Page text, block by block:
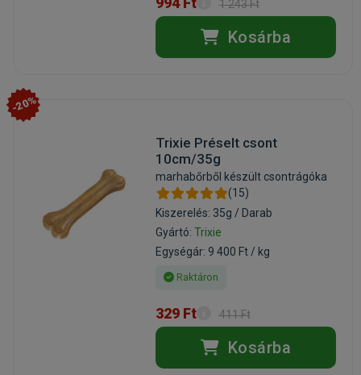
1 243 Ft
Kosárba
-20%
Trixie Préselt csont
10cm/35g
marhabőrből készült csontrágóka
(15)
Kiszerelés: 35g / Darab
Gyártó: Trixie
Egységár: 9 400 Ft / kg
Raktáron
329 Ft 411 Ft
Kosárba